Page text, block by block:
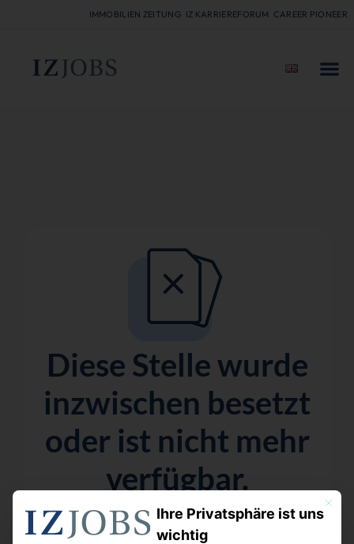
IMMOBILIEN ZEITUNG IZ KARRIEREFORUM CAREER PIONEER
Diese Stelle wurde
inzwischen besetzt
oder ist nicht mehr
verfügbar.
Aber keine Sorge – wir haben viele weitere
spannende Möglichkeiten für dich!
Mit
Ihre Privatsphäre ist uns
wichtig